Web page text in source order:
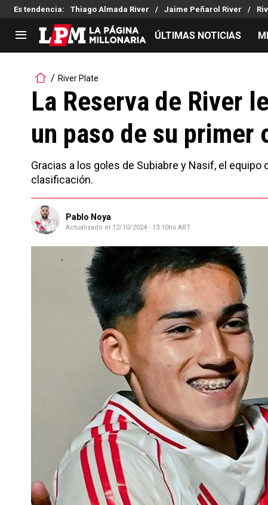
Es tendencia: Thiago Almada River Jaime Peñarol River
LIGA PROFESIONAL
Noticias
Tabla de posiciones
Reserva
Copa Sudamericana
Copa Argentina
Selección Argentina
ÚLTIMAS NOTICIAS
River Plate
La Reserva de River
un paso de su
Gracias a los goles de Subiabre y Nasif, el
clasificación.
Pablo Noya
Actualizado el 12/10/2024 - 13:10hs ART